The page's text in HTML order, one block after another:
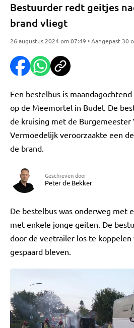
Bestuurder redt geitjes
brand vliegt
26 augustus 2024 om 07:49 • Aangepast 30
Een bestelbus is
op de Meemortel in Budel. De
de kruising met de Burgemeester
Vermoedelijk veroorzaakte een
de brand.
Geschreven door
Peter de Bekker
De bestelbus was onderweg met
met enkele jonge geiten. De
door de veetrailer los te koppelen
gespaard bleven.